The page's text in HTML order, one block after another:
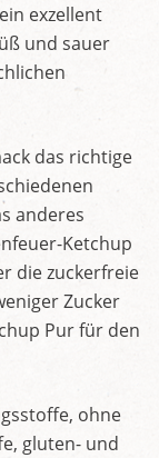
exzellent
und sauer
das richtige
anderes
Ketchup
die zuckerfreie
Zucker
Pur für den
ohne
gluten- und